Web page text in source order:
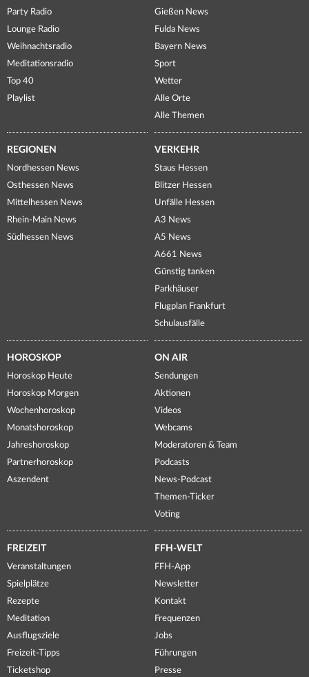
Party Radio
Lounge Radio
Weihnachtsradio
Meditationsradio
Top 40
Playlist
Gießen News
Fulda News
Bayern News
Sport
Wetter
Alle Orte
Alle Themen
REGIONEN
Nordhessen News
Osthessen News
Mittelhessen News
Rhein-Main News
Südhessen News
VERKEHR
Staus Hessen
Blitzer Hessen
Unfälle Hessen
A3 News
A5 News
A661 News
Günstig tanken
Parkhäuser
Flugplan Frankfurt
Schulausfälle
HOROSKOP
Horoskop Heute
Horoskop Morgen
Wochenhoroskop
Monatshoroskop
Jahreshoroskop
Partnerhoroskop
Aszendent
ON AIR
Sendungen
Aktionen
Videos
Webcams
Moderatoren & Team
Podcasts
News-Podcast
Themen-Ticker
Voting
FREIZEIT
Veranstaltungen
Spielplätze
Rezepte
Meditation
Ausflugsziele
Freizeit-Tipps
Ticketshop
FFH-WELT
FFH-App
Newsletter
Kontakt
Frequenzen
Jobs
Führungen
Presse